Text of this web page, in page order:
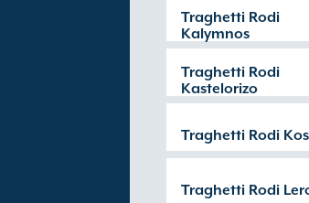
Traghetti Rodi
Kalymnos
Traghetti Rodi
Kastelorizo
Traghetti Rodi Kos
Traghetti Rodi